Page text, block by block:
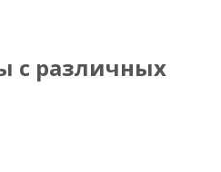
с различных